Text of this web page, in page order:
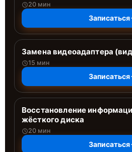
20 мин
Записаться
Замена видеоадаптера
15 мин
Записаться
Восстановление
жёсткого диска
20 мин
Записаться